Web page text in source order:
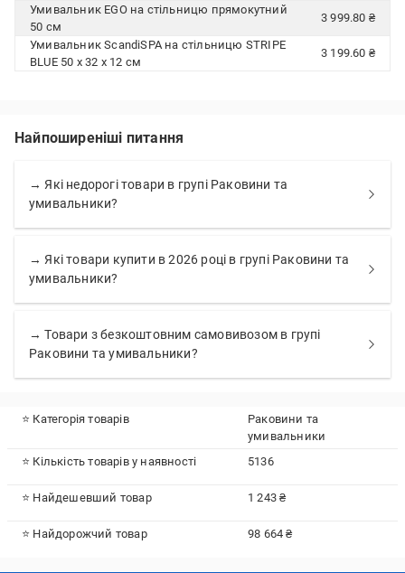
Умивальник EGO на стільницю прямокутний
50 см
3 999.80 ₴
Умивальник ScandiSPA на стільницю STRIPE
BLUE 50 x 32 x 12 см
3 199.60 ₴
Найпоширеніші питання
→ Які недорогі товари в групі Раковини та
умивальники?
→ Які товари купити в 2026 році в групі Раковини та
умивальники?
→ Товари з безкоштовним самовивозом в групі
Раковини та умивальники?
⭐ Категорія товарів
Раковини та
умивальники
⭐ Кількість товарів у наявності
5136
⭐ Найдешевший товар 1 243 ₴
⭐ Найдорожчий товар 98 664 ₴